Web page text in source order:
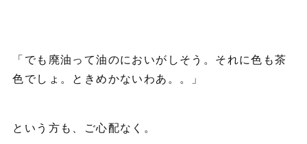
「でも廃油って油のにおいがしそう。それに色も茶
色でしょ。ときめかないわあ。。」
という方も、ご心配なく。